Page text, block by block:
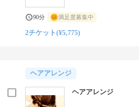
90分 満足度募集中
2チケット(¥5,775)
ヘアアレンジ
ヘアアレンジ